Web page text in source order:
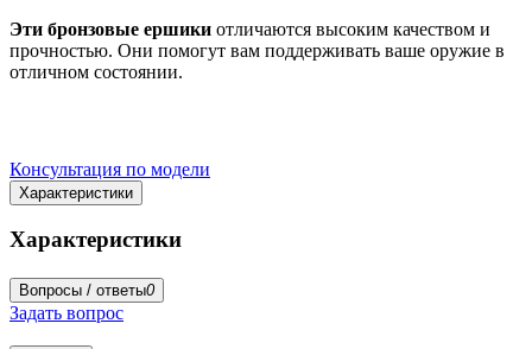
Эти бронзовые ершики отличаются высоким качеством и
прочностью. Они помогут вам поддерживать ваше оружие в
отличном состоянии.
Консультация по модели
Характеристики
Характеристики
Вопросы / ответы0
Задать вопрос